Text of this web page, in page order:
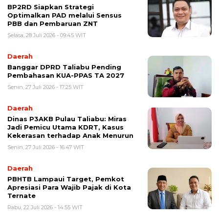
BP2RD Siapkan Strategi
Optimalkan PAD melalui Sensus
PBB dan Pembaruan ZNT
Selasa, 28 Juli 2026 - 09:45 WIT
Daerah
Banggar DPRD Taliabu Pending
Pembahasan KUA-PPAS TA 2027
Senin, 27 Juli 2026 - 17:25 WIT
Daerah
Dinas P3AKB Pulau Taliabu: Miras
Jadi Pemicu Utama KDRT, Kasus
Kekerasan terhadap Anak Menurun
Senin, 27 Juli 2026 - 16:47 WIT
Daerah
PBHTB Lampaui Target, Pemkot
Apresiasi Para Wajib Pajak di Kota
Ternate
Rabu, 22 Juli 2026 - 14:55 WIT